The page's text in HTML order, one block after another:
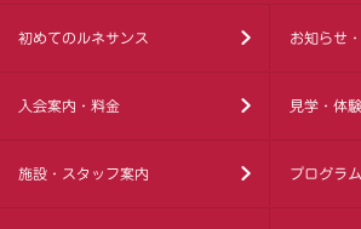
初めてのルネサンス お知らせ
入会案内・料金 見学・体験
施設・スタッフ案内 プログラム